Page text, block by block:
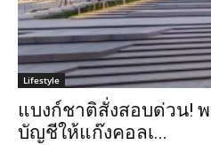
Lifestyle
แบงก์ชาติสั่งสอบด่วน!
บัญชีให้แก๊งคอลเ...